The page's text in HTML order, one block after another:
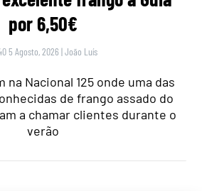
por 6,50€
5 Agosto, 2026 |João Luís
na Nacional 125 onde uma das
de frango assado do
a chamar clientes durante o
verão